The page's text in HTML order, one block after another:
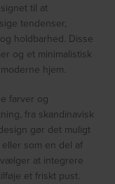
til at
tendenser,
holdbarhed. Disse
og et minimalistisk
hjem.
farver og
fra skandinavisk
gør det muligt
som en del af
at integrere
et friskt pust.